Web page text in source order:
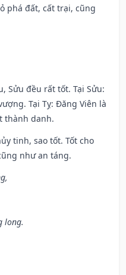
phá đất, cất trại, cũng
Sửu đều rất tốt. Tại Sửu:
Tại Tỵ: Đăng Viên là
thành danh.
tinh, sao tốt. Tốt cho
như an táng.
long.